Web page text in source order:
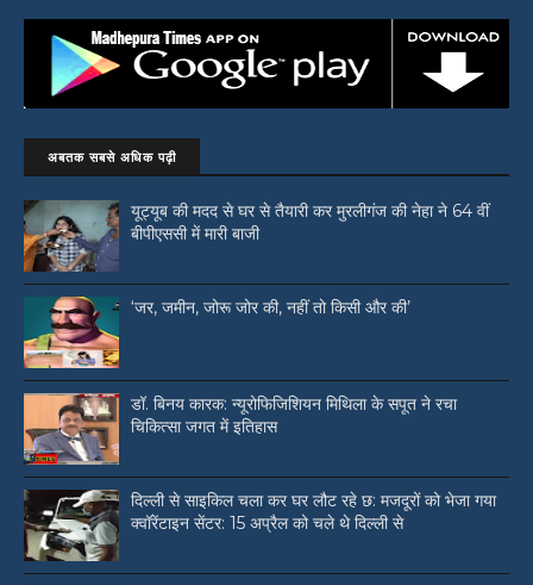
अबतक सबसे अधिक पढ़ी
यूट्यूब की मदद से घर से तैयारी कर मुरलीगंज की नेहा ने 64 वीं
बीपीएससी में मारी बाजी
‘जर, जमीन, जोरू जोर की, नहीं तो किसी और की’
डॉ. बिनय कारक: न्यूरोफिजिशियन मिथिला के सपूत ने रचा
चिकित्सा जगत में इतिहास
दिल्ली से साइकिल चला कर घर लौट रहे छ: मजदूरों को भेजा गया
क्वॉरेंटाइन सेंटर: 15 अप्रैल को चले थे दिल्ली से